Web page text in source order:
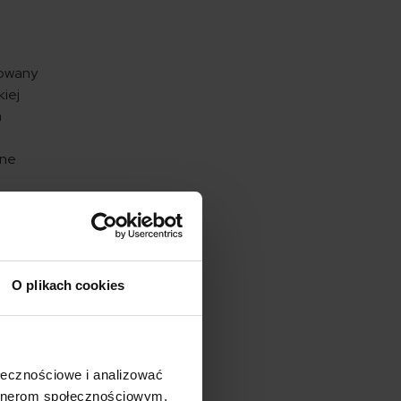
O plikach cookies
i analizować
społecznościowym,
już